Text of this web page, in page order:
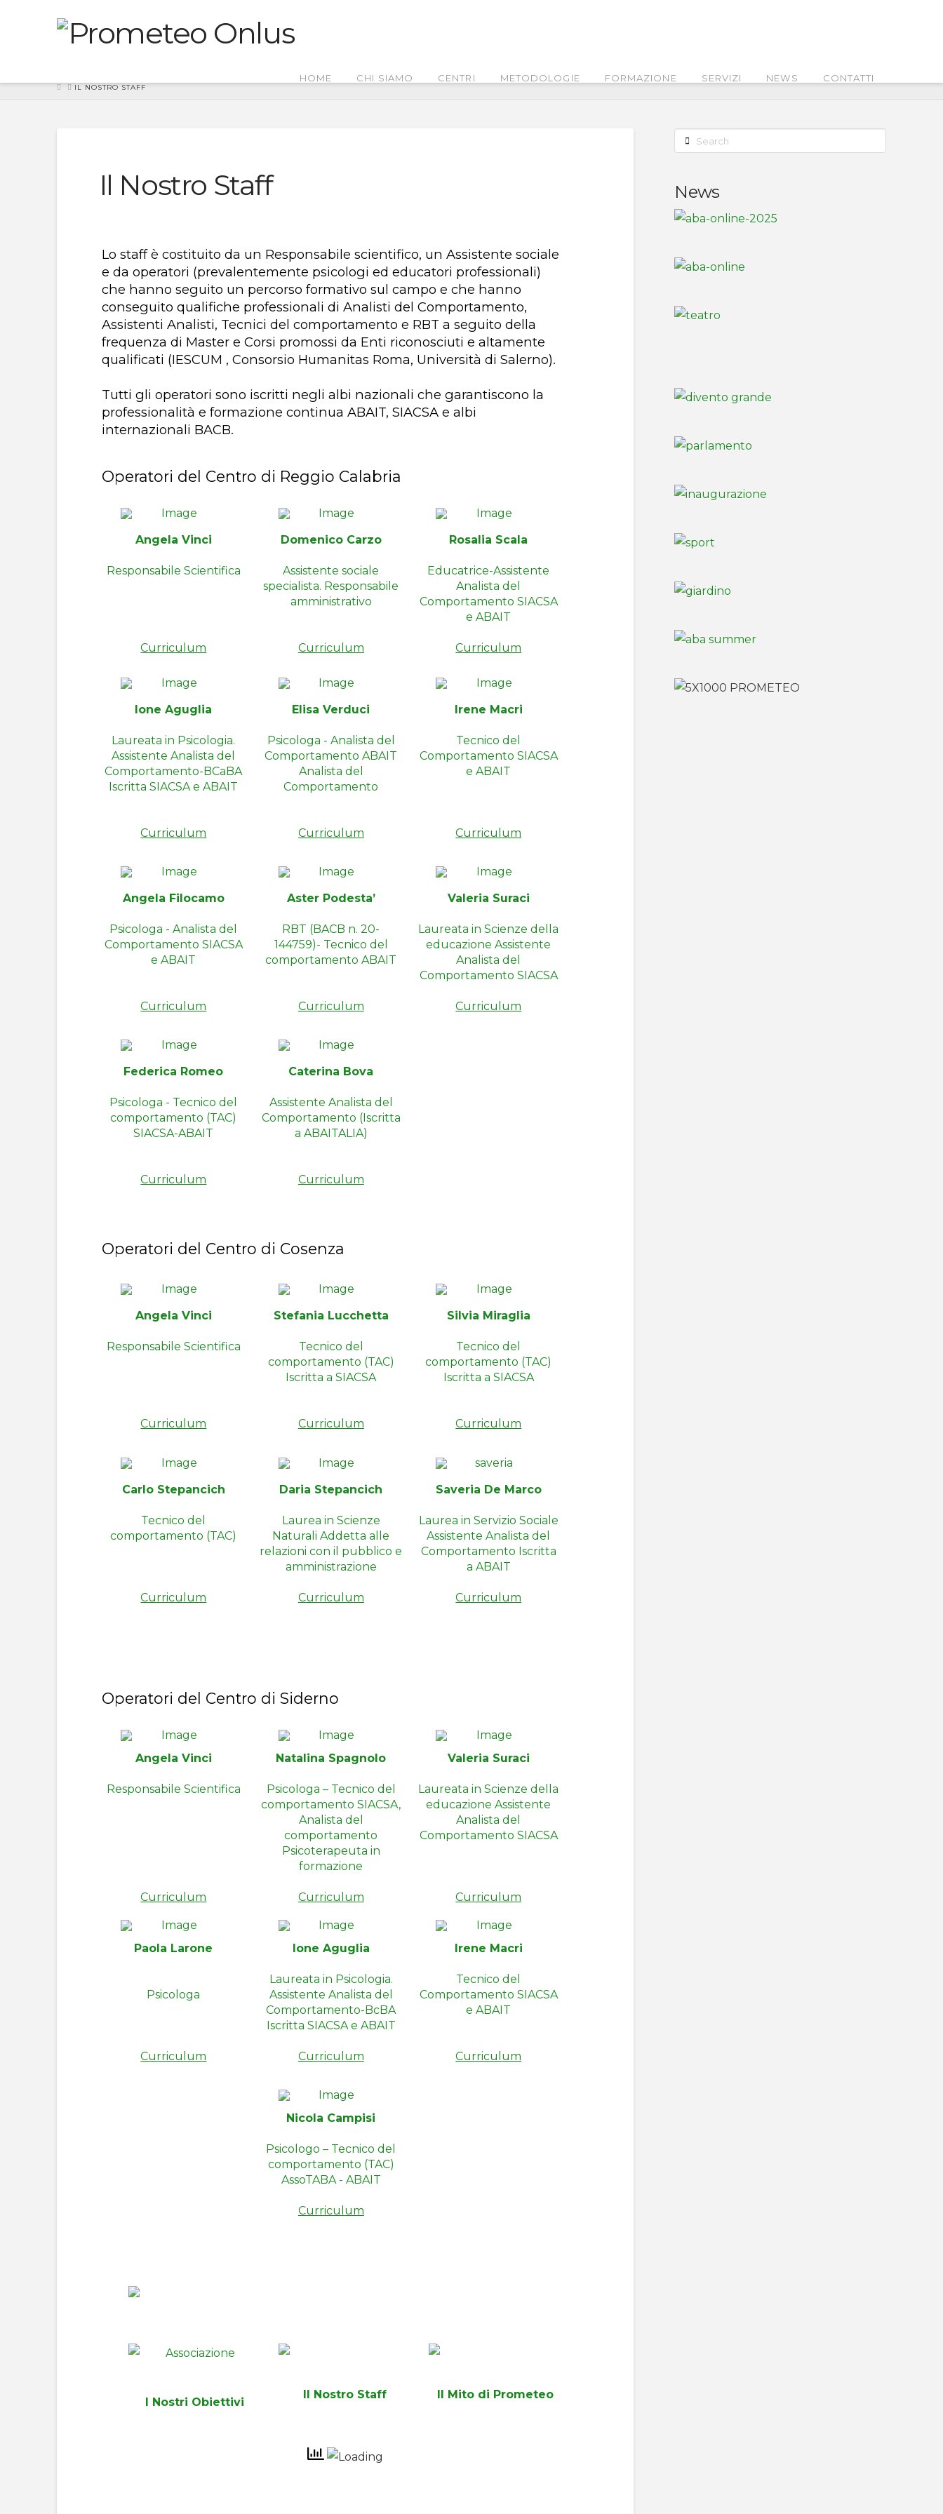
HOME CHI SIAMO CENTRI METODOLOGIE FORMAZIONE SERVIZI NEWS CONTATTI
HOMEIL NOSTRO STAFF
Il Nostro Staff
Lo staff è costituito da un Responsabile scientifico, un Assistente sociale
e da operatori (prevalentemente psicologi ed educatori professionali)
che hanno seguito un percorso formativo sul campo e che hanno
conseguito qualifiche professionali di Analisti del Comportamento,
Assistenti Analisti, Tecnici del comportamento e RBT a seguito della
frequenza di Master e Corsi promossi da Enti riconosciuti e altamente
qualificati (IESCUM , Consorsio Humanitas Roma, Università di Salerno).
Tutti gli operatori sono iscritti negli albi nazionali che garantiscono la
professionalità e formazione continua ABAIT, SIACSA e albi
internazionali BACB.
Operatori del Centro di Reggio Calabria
Angela Vinci
Responsabile Scientifica
Curriculum
Domenico Carzo
Assistente sociale
specialista. Responsabile
amministrativo
Curriculum
Rosalia Scala
Educatrice-Assistente
Analista del
Comportamento SIACSA
e ABAIT
Curriculum
Ione Aguglia
Laureata in Psicologia.
Assistente Analista del
Comportamento-BCaBA
Iscritta SIACSA e ABAIT
Curriculum
Elisa Verduci
Psicologa - Analista del
Comportamento ABAIT
Analista del
Comportamento
Curriculum
Irene Macri
Tecnico del
Comportamento SIACSA
e ABAIT
Curriculum
Angela Filocamo
Psicologa - Analista del
Comportamento SIACSA
e ABAIT
Curriculum
Aster Podesta’
RBT (BACB n. 20-
144759)- Tecnico del
comportamento ABAIT
Curriculum
Valeria Suraci
Laureata in Scienze della
educazione Assistente
Analista del
Comportamento SIACSA
Curriculum
Federica Romeo
Psicologa - Tecnico del
comportamento (TAC)
SIACSA-ABAIT
Curriculum
Caterina Bova
Assistente Analista del
Comportamento (Iscritta
a ABAITALIA)
Curriculum
Operatori del Centro di Cosenza
Angela Vinci
Responsabile Scientifica
Curriculum
Stefania Lucchetta
Tecnico del
comportamento (TAC)
Iscritta a SIACSA
Curriculum
Silvia Miraglia
Tecnico del
comportamento (TAC)
Iscritta a SIACSA
Curriculum
Carlo Stepancich
Tecnico del
comportamento (TAC)
Curriculum
Daria Stepancich
Laurea in Scienze
Naturali Addetta alle
relazioni con il pubblico e
amministrazione
Curriculum
Saveria De Marco
Laurea in Servizio Sociale
Assistente Analista del
Comportamento Iscritta
a ABAIT
Curriculum
Operatori del Centro di Siderno
Angela Vinci
Responsabile Scientifica
Curriculum
Natalina Spagnolo
Psicologa – Tecnico del
comportamento SIACSA,
Analista del
comportamento
Psicoterapeuta in
formazione
Curriculum
Valeria Suraci
Laureata in Scienze della
educazione Assistente
Analista del
Comportamento SIACSA
Curriculum
Paola Larone
Psicologa
Curriculum
Ione Aguglia
Laureata in Psicologia.
Assistente Analista del
Comportamento-BcBA
Iscritta SIACSA e ABAIT
Curriculum
Irene Macri
Tecnico del
Comportamento SIACSA
e ABAIT
Curriculum
Nicola Campisi
Psicologo – Tecnico del
comportamento (TAC)
AssoTABA - ABAIT
Curriculum
I Nostri Obiettivi
Il Nostro Staff Il Mito di Prometeo
Search
News